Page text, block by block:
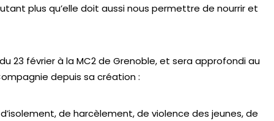
plus qu’elle doit aussi nous permettre de nourrir et
23 février à la MC2 de Grenoble, et sera approfondi au
depuis sa création :
de harcèlement, de violence des jeunes, de